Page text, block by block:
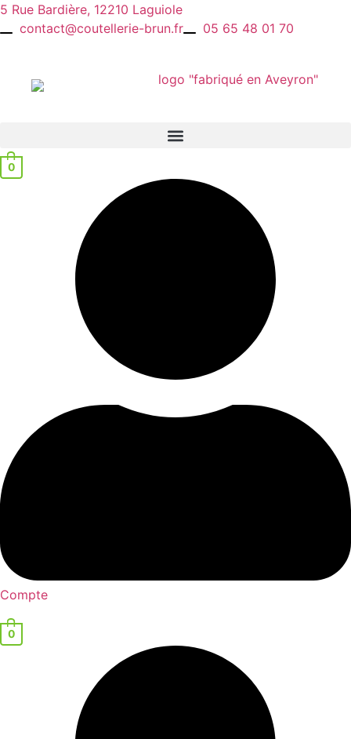
Aller
5 Rue Bardière, 12210 Laguiole
contact@coutellerie-brun.fr
05 65 48 01 70
0
Compte
0